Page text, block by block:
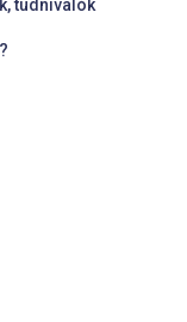
tudnivalók